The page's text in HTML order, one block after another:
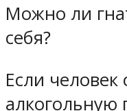
Можно ли
себя?
Если человек
алкогольную